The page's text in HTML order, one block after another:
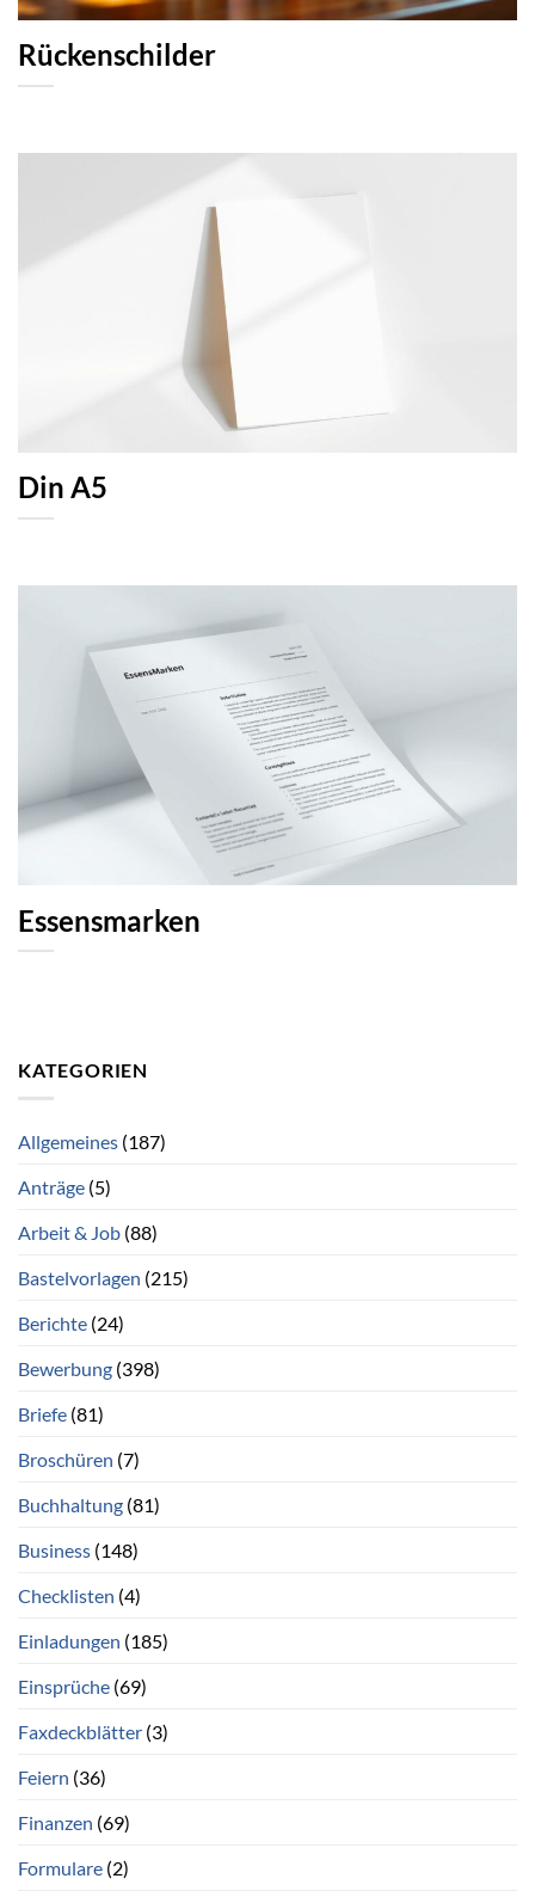
Rückenschilder
Din A5
Essensmarken
KATEGORIEN
Allgemeines (187)
Anträge (5)
Arbeit & Job (88)
Bastelvorlagen (215)
Berichte (24)
Bewerbung (398)
Briefe (81)
Broschüren (7)
Buchhaltung (81)
Business (148)
Checklisten (4)
Einladungen (185)
Einsprüche (69)
Faxdeckblätter (3)
Feiern (36)
Finanzen (69)
Formulare (2)